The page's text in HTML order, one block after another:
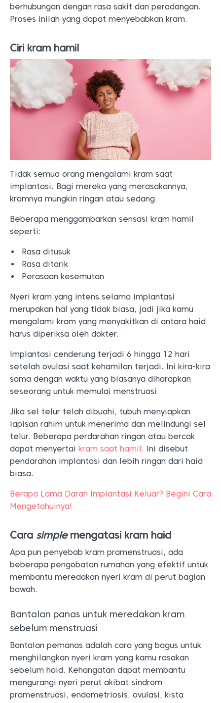
berhubungan dengan rasa sakit dan peradangan.
Proses inilah yang dapat menyebabkan kram.
Ciri kram hamil
Tidak semua orang mengalami kram saat
implantasi. Bagi mereka yang merasakannya,
kramnya mungkin ringan atau sedang.
Beberapa menggambarkan sensasi kram hamil
seperti:
Rasa ditusuk
Rasa ditarik
Perasaan kesemutan
Nyeri kram yang intens selama implantasi
merupakan hal yang tidak biasa, jadi jika kamu
mengalami kram yang menyakitkan di antara haid
harus diperiksa oleh dokter.
Implantasi cenderung terjadi 6 hingga 12 hari
setelah ovulasi saat kehamilan terjadi. Ini kira-kira
sama dengan waktu yang biasanya diharapkan
seseorang untuk memulai menstruasi.
Jika sel telur telah dibuahi, tubuh menyiapkan
lapisan rahim untuk menerima dan melindungi sel
telur. Beberapa perdarahan ringan atau bercak
dapat menyertai kram saat hamil. Ini disebut
pendarahan implantasi dan lebih ringan dari haid
biasa.
Berapa Lama Darah Implantasi Keluar? Begini Cara
Mengetahuinya!
Cara simplemengatasi kram haid
Apa pun penyebab kram pramenstruasi, ada
beberapa pengobatan rumahan yang efektif untuk
membantu meredakan nyeri kram di perut bagian
bawah.
Bantalan panas untuk meredakan kram
sebelum menstruasi
Bantalan pemanas adalah cara yang bagus untuk
menghilangkan nyeri kram yang kamu rasakan
sebelum haid. Kehangatan dapat membantu
mengurangi nyeri perut akibat sindrom
pramenstruasi, endometriosis, ovulasi, kista